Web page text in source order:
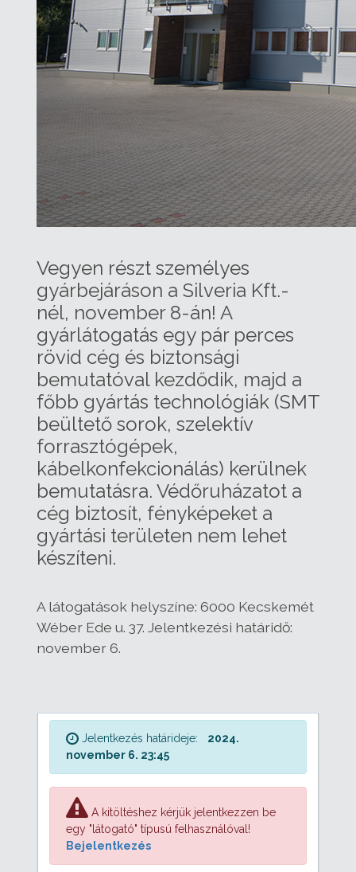
Vegyen részt személyes
gyárbejáráson a Silveria Kft.-
nél, november 8-án! A
gyárlátogatás egy pár perces
rövid cég és biztonsági
bemutatóval kezdődik, majd a
főbb gyártás technológiák (SMT
beültető sorok, szelektív
forrasztógépek,
kábelkonfekcionálás) kerülnek
bemutatásra. Védőruházatot a
cég biztosít, fényképeket a
gyártási területen nem lehet
készíteni.
A látogatások helyszíne: 6000 Kecskemét
Wéber Ede u. 37. Jelentkezési határidő:
november 6.
Jelentkezés határideje:
2024.
november 6. 23:45
A kitöltéshez kérjük jelentkezzen be
egy "látogató" típusú felhasználóval!
Bejelentkezés